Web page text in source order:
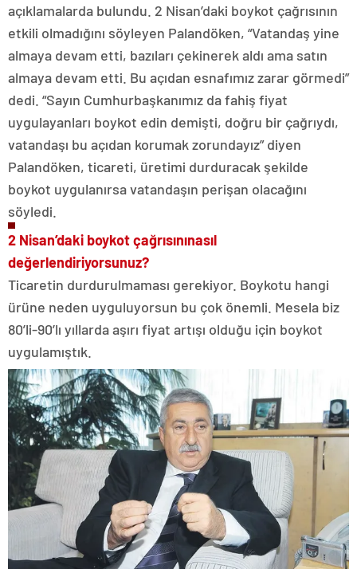
açıklamalarda bulundu. 2 Nisan’daki boykot çağrısının
etkili olmadığını söyleyen Palandöken, “Vatandaş yine
almaya devam etti, bazıları çekinerek aldı ama satın
almaya devam etti. Bu açıdan esnafımız zarar görmedi”
dedi. “Sayın Cumhurbaşkanımız da fahiş fiyat
uygulayanları boykot edin demişti, doğru bir çağrıydı,
vatandaşı bu açıdan korumak zorundayız” diyen
Palandöken, ticareti, üretimi durduracak şekilde
boykot uygulanırsa vatandaşın perişan olacağını
söyledi.
2 Nisan’daki boykot çağrısınınasıl
değerlendiriyorsunuz?
Ticaretin durdurulmaması gerekiyor. Boykotu hangi
ürüne neden uyguluyorsun bu çok önemli. Mesela biz
80’li-90’lı yıllarda aşırı fiyat artışı olduğu için boykot
uygulamıştık.